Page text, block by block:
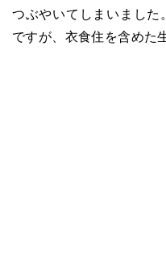
つぶやいてしまいました
ですが、衣食住を含めた